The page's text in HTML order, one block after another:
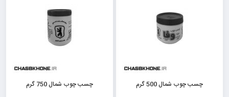
چسب چوب شمال 500 گرم چسب چوب شمال 750 گرم